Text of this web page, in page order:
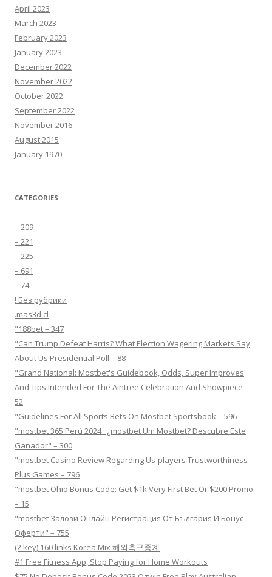
April 2023
March 2023
February 2023
January 2023
December 2022
November 2022
October 2022
September 2022
November 2016
August 2015
January 1970
CATEGORIES
– 209
– 221
– 225
– 691
– 74
! Без рубрики
.mas3d.cl
"188bet – 347
"Can Trump Defeat Harris? What Election Wagering Markets Say
About Us Presidential Poll – 88
"Grand National: Mostbet's Guidebook, Odds, Super Improves
And Tips Intended For The Aintree Celebration And Showpiece –
52
"Guidelines For All Sports Bets On Mostbet Sportsbook – 596
"mostbet 365 Perú 2024 ️: ¿mostbet Um Mostbet? Descubre Este
Ganador" – 300
"mostbet Casino Review Regarding Us-players Trustworthiness
Plus Games – 796
"mostbet Ohio Bonus Code: Get $1k Very First Bet Or $200 Promo
– 15
"mostbet Залози Онлайн Регистрация От България И Бонус
Оферти" – 755
(2 key) 160 links Korea Mix 해외축구중계
#1 Free Fitness App, Stop Paying for Home Workouts